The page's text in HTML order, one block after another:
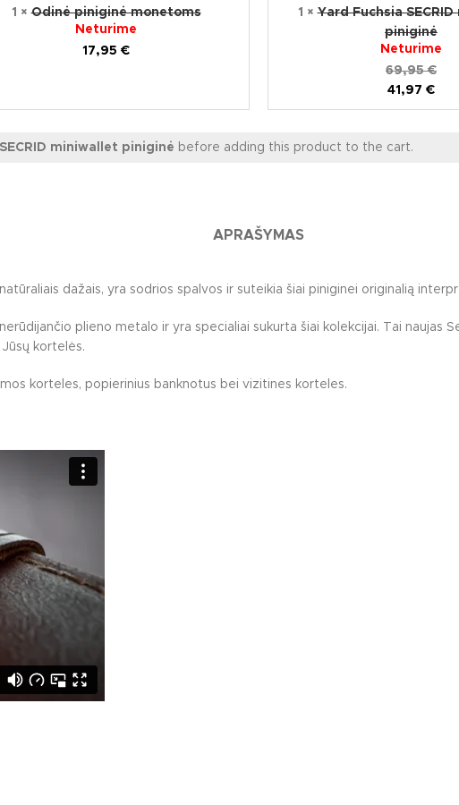
1 ×Odinė piniginė monetoms
Neturime
17,95 €
1 ×Yard Fuchsia
piniginė
Neturime
69,95€
41,97 €
miniwallet piniginė before adding this product to the cart.
APRAŠYMAS
dažais, yra sodrios spalvos ir suteikia šiai piniginei originalią
plieno metalo ir yra specialiai sukurta šiai kolekcijai. Tai naujas
kortelės.
korteles, popierinius banknotus bei vizitines korteles.